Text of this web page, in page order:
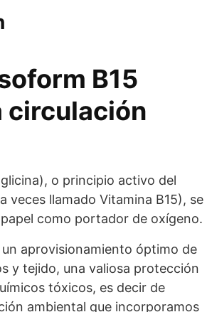
B15
circulación
o principio activo del
veces llamado Vitamina B15), se
como portador de oxígeno.
aprovisionamiento óptimo de
y tejido, una valiosa protección
tóxicos, es decir de
ambiental que incorporamos